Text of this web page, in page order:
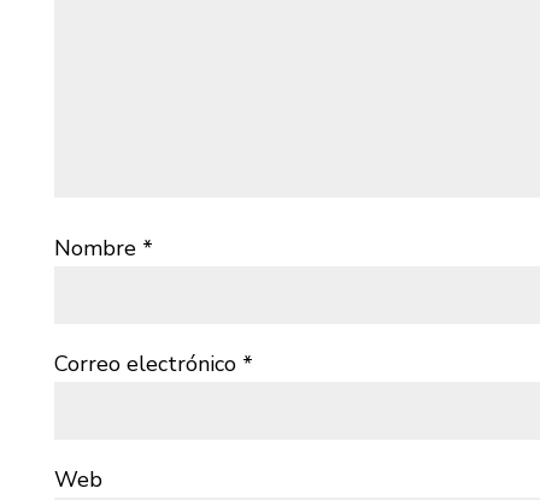
Nombre *
Correo electrónico *
Web